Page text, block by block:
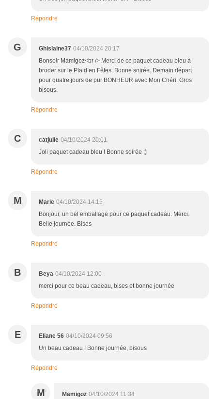
Répondre
G Ghislaine37 04/10/2024 20:17
Bonsoir Mamigoz<br /> Merci de ce paquet cadeau bleu à
broder sur le Plaid en Fêtes. Bonne soirée. Demain départ
pour quatre jours de pur BONHEUR avec Mon Chéri. Gros
bisous.
Répondre
C catjulie 04/10/2024 20:01
Joli paquet cadeau bleu ! Bonne soirée ;)
Répondre
M Marie 04/10/2024 14:15
Bonjour, un bel emballage pour ce paquet cadeau. Merci.
Belle journée. Bises
Répondre
B Beya 04/10/2024 12:00
merci pour ce beau cadeau, bises et bonne journée
Répondre
E Eliane 56 04/10/2024 09:56
Un beau cadeau ! Bonne journée, bisous
Répondre
M Mamigoz 04/10/2024 11:34